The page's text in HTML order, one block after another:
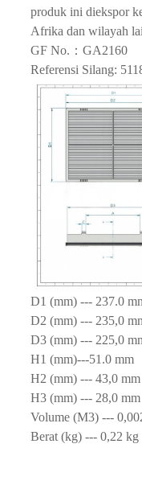
produk ini diekspor
Afrika dan wilayah
GF No.：GA2160
Referensi Silang:
D1 (mm) --- 237.0
D2 (mm) --- 235,0
D3 (mm) --- 225,0
H1 (mm)---51.0 mm
H2 (mm) --- 43,0 mm
H3 (mm) --- 28,0 mm
Volume (M3) ---
Berat (kg) --- 0,22 kg